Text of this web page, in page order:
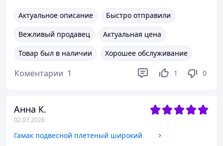
Актуальное описание
Быстро отправили
Вежливый продавец
Актуальная цена
Товар был в наличии
Хорошее обслуживание
Коментарии 1 1 0
Анна К.
02.07.2026
Гамак подвесной плетеный широкий